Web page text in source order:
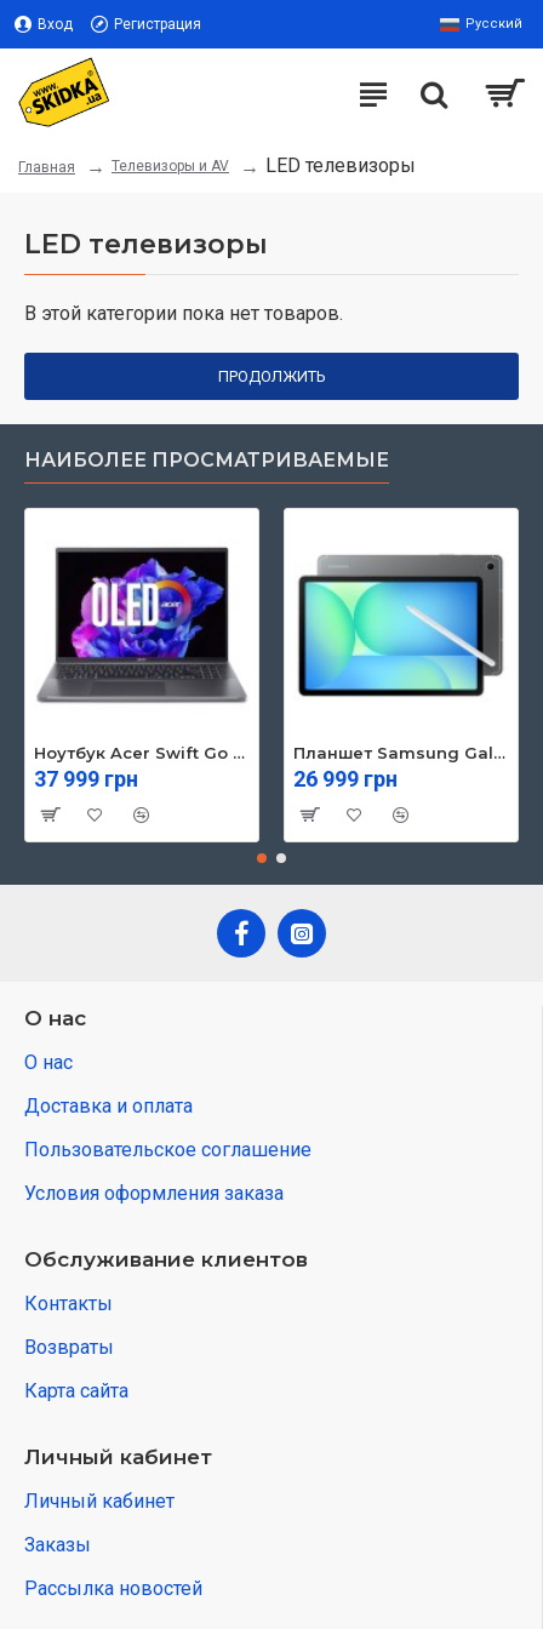
Вход Регистрация Русский
Главная Телевизоры и AV LED телевизоры
LED телевизоры
В этой категории пока нет товаров.
ПРОДОЛЖИТЬ
НАИБОЛЕЕ ПРОСМАТРИВАЕМЫЕ
Ноутбук Acer Swift Go 16 SFG16-71 (NX.KVZEU.003)
37 999 грн
Планшет Samsung Galaxy Tab S10 FE 5G 8/128GB Gray (SM-X526BZAREUC)
26 999 грн
О нас
О нас
Доставка и оплата
Пользовательское соглашение
Условия оформления заказа
Обслуживание клиентов
Контакты
Возвраты
Карта сайта
Личный кабинет
Личный кабинет
Заказы
Рассылка новостей